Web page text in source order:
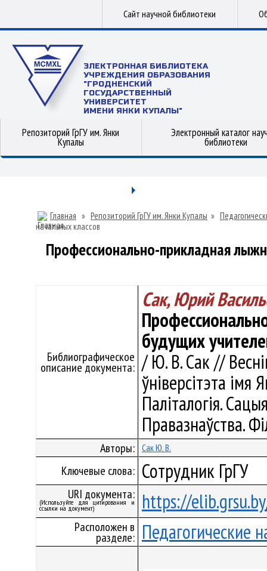
Сайт научной библиотеки
ЭЛЕКТРОННАЯ БИБЛИОТЕКА
УЧРЕЖДЕНИЯ ОБРАЗОВАНИЯ
"ГРОДНЕНСКИЙ
ГОСУДАРСТВЕННЫЙ
УНИВЕРСИТЕТ
ИМЕНИ ЯНКИ КУПАЛЫ"
Репозиторий ГрГУ им. Янки
Купалы
Электронный каталог
библиотеки
Главная » Репозиторий ГрГУ им. Янки Купалы »
начальных классов
Профессионально-прикладная
Библиографическое
описание документа:
Сак, Юрий
будущих
/ Ю. В. Сак //
ўніверсітэта імя
Паліталогія.
Правазнаўства.
Авторы: Сак Ю. В.
Ключевые слова: Сотрудник ГрГУ
URI документа:
(Используйте для цитирования и
ссылки на документ) https://
Расположен в
разделе: Педагогические